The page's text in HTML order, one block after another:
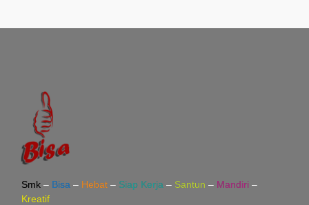
Smk – Bisa – Hebat – Siap Kerja – Santun – Mandiri –
Kreatif